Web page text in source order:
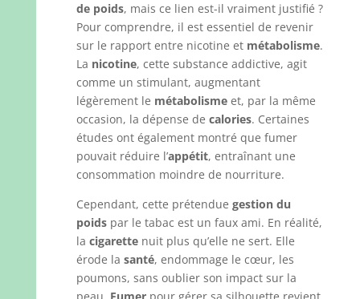
de poids, mais ce lien est-il vraiment justifié ?
Pour comprendre, il est essentiel de revenir
sur le rapport entre nicotine et métabolisme.
La nicotine, cette substance addictive, agit
comme un stimulant, augmentant
légèrement le métabolismeet, par la même
occasion, la dépense de calories. Certaines
études ont également montré que fumer
pouvait réduire l’appétit, entraînant une
consommation moindre de nourriture.
Cependant, cette prétendue gestion du
poidspar le tabac est un faux ami. En réalité,
la cigarettenuit plus qu’elle ne sert. Elle
érode la santé, endommage le cœur, les
poumons, sans oublier son impact sur la